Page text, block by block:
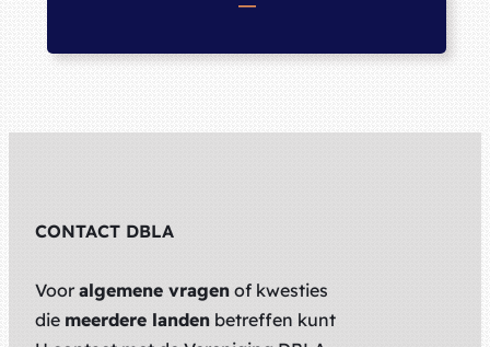
CONTACT DBLA
Vooralgemene vragen of kwesties
die meerdere landen betreffen kunt